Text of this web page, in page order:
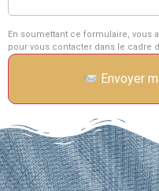
En soumettant ce formulaire, vous
pour vous contacter dans le cadre
Envoyer